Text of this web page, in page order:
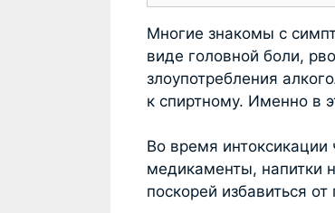
Многие знакомы с
виде головной боли,
злоупотребления
к спиртному. Именно в
Во время
медикаменты, напитки
поскорей избавиться